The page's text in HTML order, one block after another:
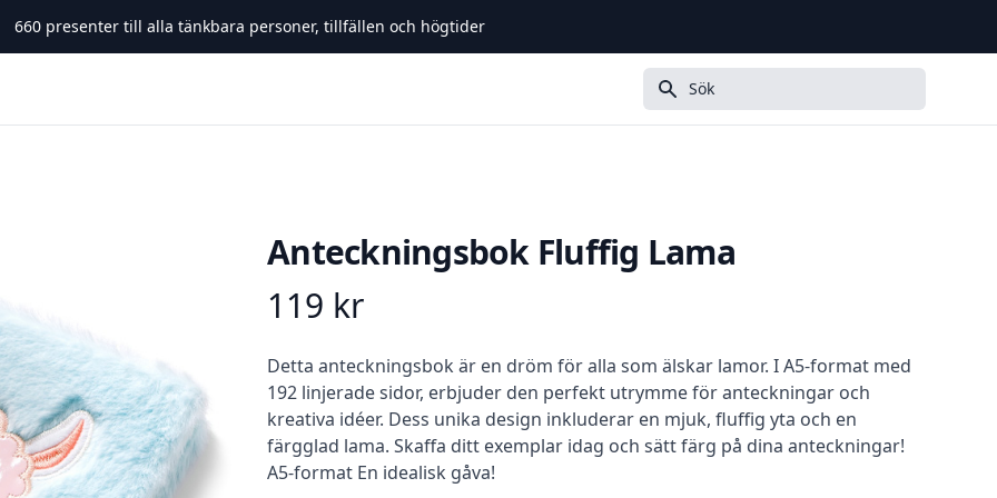
660presenter till alla tänkbara personer, tillfällen och högtider
Sök
Anteckningsbok Fluffig Lama
Product information
119 kr
Beskrivning
Detta anteckningsbok är en dröm för alla som älskar lamor. I A5-format med
192 linjerade sidor, erbjuder den perfekt utrymme för anteckningar och
kreativa idéer. Dess unika design inkluderar en mjuk, fluffig yta och en
färgglad lama. Skaffa ditt exemplar idag och sätt färg på dina anteckningar!
A5-format En idealisk gåva!